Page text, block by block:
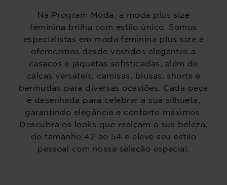
Na Program Moda, a moda plus size
feminina brilha com estilo único. Somos
especialistas em moda feminina plus size e
oferecemos desde vestidos elegantes a
casacos e jaquetas sofisticadas, além de
calças versáteis, camisas, blusas, shorts e
bermudas para diversas ocasiões. Cada peça
é desenhada para celebrar a sua silhueta,
garantindo elegância e conforto máximos.
Descubra os looks que realçam a sua beleza,
do tamanho 42 ao 54 e eleve seu estilo
pessoal com nossa seleção especial.